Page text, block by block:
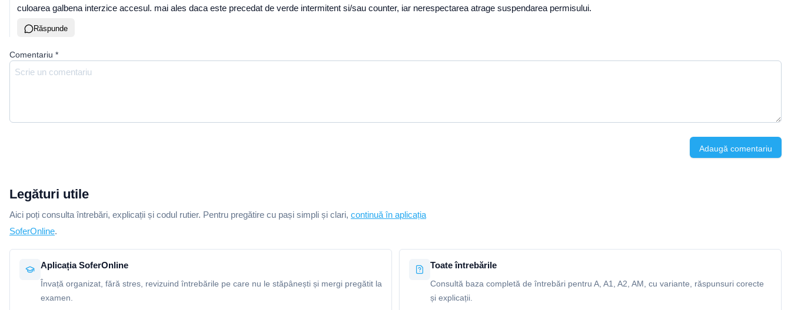
culoarea galbena interzice accesul. mai ales daca este precedat de verde intermitent si/sau counter, iar nerespectarea atrage suspendarea permisului.
Răspunde
Comentariu *
Adaugă comentariu
Legături utile
Aici poți consulta întrebări, explicații și codul rutier. Pentru pregătire cu pași simpli și clari, continuă în aplicația
SoferOnline.
Aplicația SoferOnline
Învață organizat, fără stres, revizuind întrebările pe care nu le stăpânești și mergi pregătit la
examen.
Toate întrebările
Consultă baza completă de întrebări pentru A, A1, A2, AM, cu variante, răspunsuri corecte
și explicații.